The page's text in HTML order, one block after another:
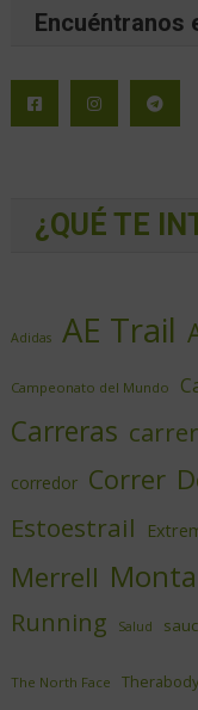
Encuéntranos
¿QUÉ TE
Adidas AE Trail
Campeonato del Mundo
Carreras
corredor Correr
Estoestrail
Merrell
Running Salud
The North Face Therabody